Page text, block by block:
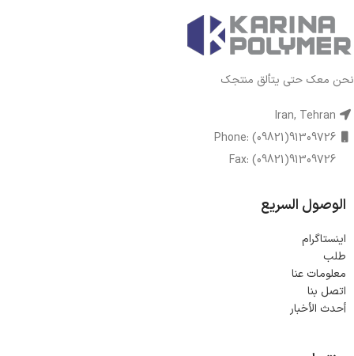
نحن معك حتى يتألق منتجك
الوصول السريع
اینستاگرام
طلب
معلومات عنا
اتصل بنا
أحدث الأخبار